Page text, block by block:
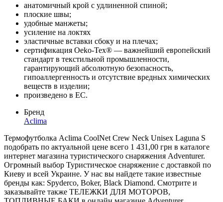
анатомичный крой с удлиненной спиной;
плоские швы;
удобные манжеты;
усиление на локтях
эластичные вставки сбоку и на плечах;
сертификация Oeko-Tex® — важнейший европейский
стандарт в текстильной промышленности,
гарантирующий абсолютную безопасность,
гипоаллергенность и отсутствие вредных химических
веществ в изделии;
произведено в ЕС.
Бренд
Aclima
Термофутболка Aclima CoolNet Crew Neck Unisex Laguna S
подобрать по актуальной цене всего 1 431,00 грн в каталоге
интернет магазина туристического снаряжения Adventurer.
Огромный выбор Туристическое снаряжение с доставкой по
Киеву и всей Украине. У нас вы найдете такие известные
бренды как: Spyderco, Boker, Black Diamond. Смотрите и
заказывайте также ТЕЛЕЖКИ ДЛЯ МОТОРОВ,